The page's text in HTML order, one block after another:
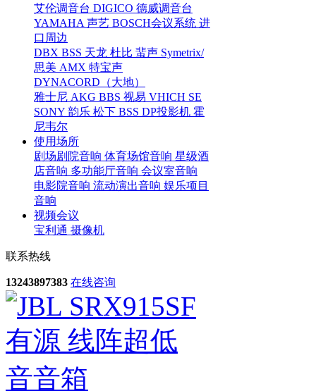
艾伦调音台 DIGICO 德威调音台
YAMAHA 声艺 BOSCH会议系统 进
口周边
DBX BSS 天龙 杜比 蜚声 Symetrix/
思美 AMX 特宝声
DYNACORD（大地）
雅士尼 AKG BBS 视易 VHICH SE
SONY 韵乐 松下 BSS DP投影机 霍
尼韦尔
使用场所
剧场剧院音响 体育场馆音响 星级酒
店音响 多功能厅音响 会议室音响
电影院音响 流动演出音响 娱乐项目
音响
视频会议
宝利通 摄像机
联系热线
13243897383 在线咨询